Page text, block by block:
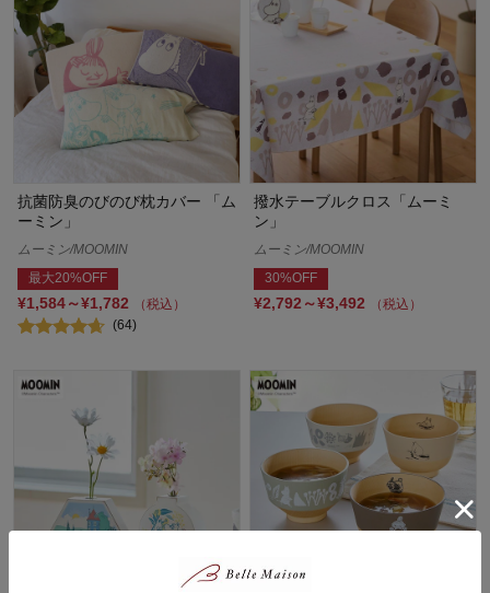
抗菌防臭のびのび枕カバー 「ム
ーミン」
ムーミン/MOOMIN
最大20%OFF
¥1,584～¥1,782
（税込）
(64)
撥水テーブルクロス「ムーミ
ン」
ムーミン/MOOMIN
30%OFF
¥2,792～¥3,492 （税込）